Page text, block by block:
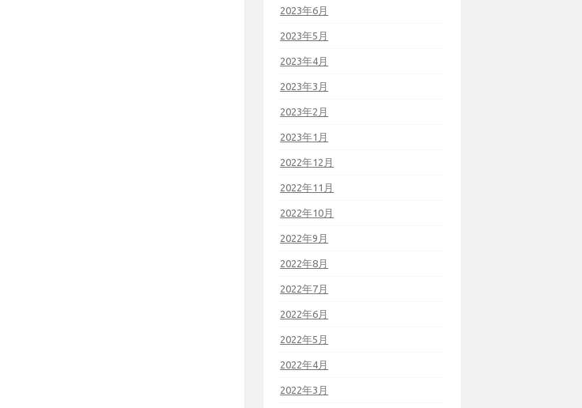
2023年6月
2023年5月
2023年4月
2023年3月
2023年2月
2023年1月
2022年12月
2022年11月
2022年10月
2022年9月
2022年8月
2022年7月
2022年6月
2022年5月
2022年4月
2022年3月